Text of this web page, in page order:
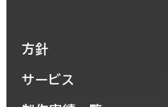
方針
サービス